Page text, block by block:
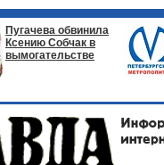
Пугачева обвинила
Ксению Собчак в
вымогательстве